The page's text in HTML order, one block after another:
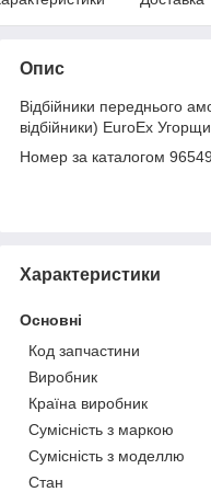
Опис
Відбійники переднього
відбійники) EuroEx
Номер за каталогом
Характеристики
Основні
Код запчастини
Виробник
Країна виробник
Сумісність з маркою
Сумісність з моделлю
Стан